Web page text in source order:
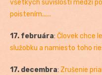
všetkých súvislostí medzi
poistením......
17. februára: Človek chce
služobku a namiesto toho
17. decembra: Zrušenie